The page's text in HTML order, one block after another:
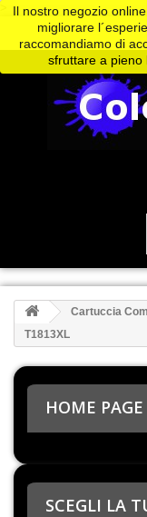
Il nostro negozio
migliorare
raccomandiamo di
sfruttare a pieno
Cartuccia
T1813XL
HOME PAGE
SCEGLI LA